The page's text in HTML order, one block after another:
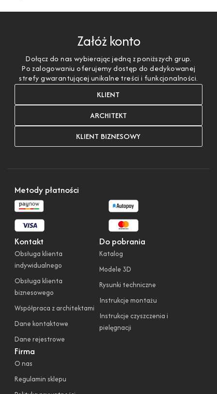
Załóż konto
Dołącz do nas wybierając jedną z poniższych grup.
Po zalogowaniu oferujemy dostęp do dedykowanej
strefy gwarantującej unikalne treści i funkcjonalności.
KLIENT
ARCHITEKT
KLIENT BIZNESOWY
Firma
O nas
Regulamin sklepu
Kontakt
Obsługa klienta
indywidualnego
Obsługa klienta
biznesowego
Współpraca z architektami
Dane kontaktowe
Dane rejestrowe
Do pobrania
Katalog
Modele 3D
Rysunki techniczne
Instrukcje montażu
Instrukcje czyszczenia i
pielęgnacji
Metody płatności